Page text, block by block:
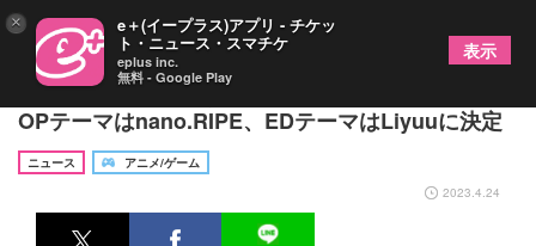
TVアニメ『はたらく魔王さま！！』2nd Seasonの
OPテーマはnano.RIPE、EDテーマはLiyuuに決定
ニュース
アニメ/ゲーム
2023.4.24
× e＋(イープラス)アプリ - チケッ
ト・ニュース・スマチケ
eplus inc.
無料 - Google Play
表示